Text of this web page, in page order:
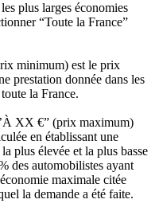
plus larges économies
“Toute la France”
minimum) est le prix
prestation donnée dans les
la France.
XX €” (prix maximum)
en établissant une
plus élevée et la plus basse
des automobilistes ayant
maximale citée
la demande a été faite.